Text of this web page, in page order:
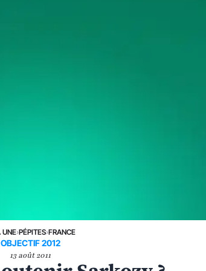
UNE›PÉPITES›FRANCE
OBJECTIF 2012
13 août 2011